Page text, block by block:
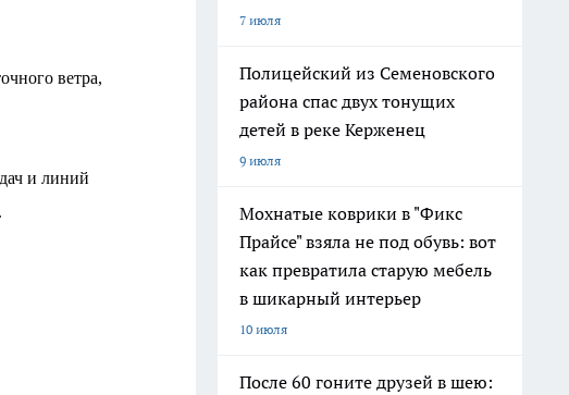
ветра,
и линий
7 июля
Полицейский из Семеновского
района спас двух тонущих
детей в реке Керженец
9 июля
Мохнатые коврики в "Фикс
Прайсе" взяла не под обувь: вот
как превратила старую мебель
в шикарный интерьер
10 июля
После 60 гоните друзей в шею: